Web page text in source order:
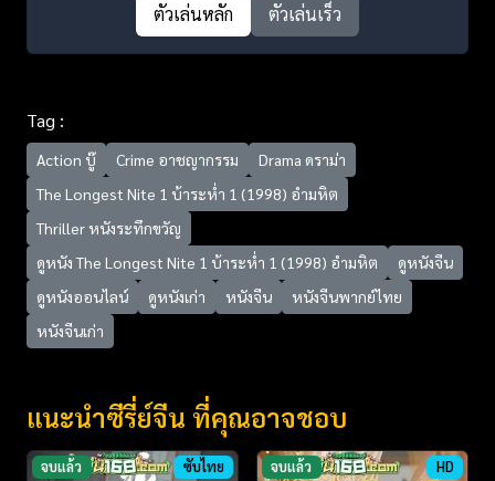
ตัวเล่นหลัก ตัวเล่นเร็ว
Tag :
Action บู๊ Crime อาชญากรรม
Drama ดราม่า
The Longest Nite 1 บ้าระห่ำ 1 (1998) อำมหิต
Thriller หนังระทึกขวัญ
ดูหนัง The Longest Nite 1 บ้าระห่ำ 1 (1998) อำมหิต
ดูหนังจีน
ดูหนังออนไลน์
ดูหนังเก่า หนังจีน
หนังจีนพากย์ไทย
หนังจีนเก่า
แนะนำซีรี่ย์จีน ที่คุณอาจชอบ
จบแล้ว ซับไทย จบแล้ว HD